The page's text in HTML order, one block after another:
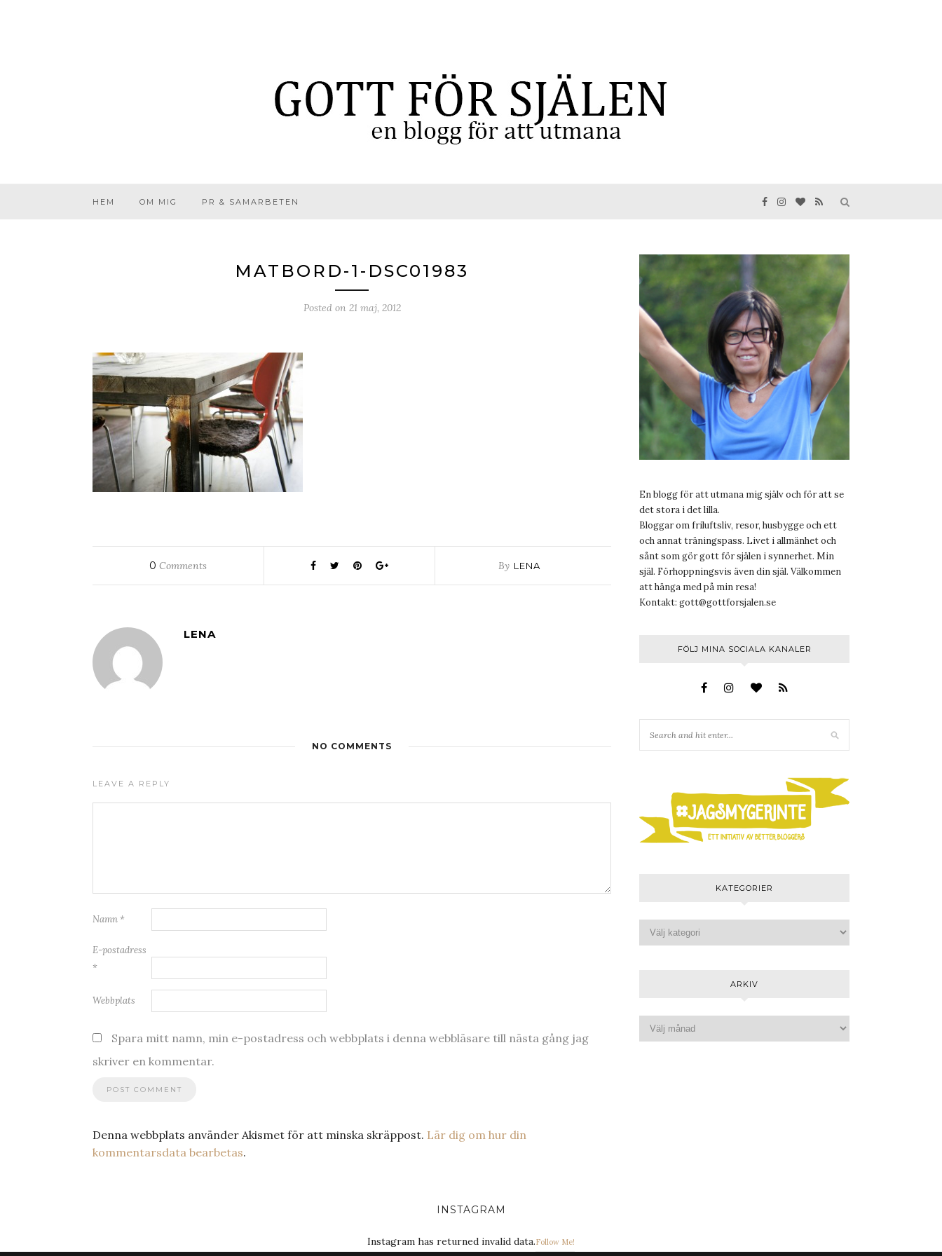
HEM OM MIG PR & SAMARBETEN
MATBORD-1-DSC01983
Posted on 21 maj, 2012
0 Comments By LENA
LENA
NO COMMENTS
LEAVE A REPLY
Namn *
E-postadress
*
Webbplats
Spara mitt namn, min e-postadress och webbplats i denna webbläsare till nästa gång jag
skriver en kommentar.
Denna webbplats använder Akismet för att minska skräppost. Lär dig om hur din
kommentarsdata bearbetas.
En blogg för att utmana mig själv och för att se
det stora i det lilla.
Bloggar om friluftsliv, resor, husbygge och ett
och annat träningspass. Livet i allmänhet och
sånt som gör gott för själen i synnerhet. Min
själ. Förhoppningsvis även din själ. Välkommen
att hänga med på min resa!
Kontakt: gott@gottforsjalen.se
FÖLJ MINA SOCIALA KANALER
KATEGORIER
ARKIV
INSTAGRAM
Instagram has returned invalid data.Follow Me!